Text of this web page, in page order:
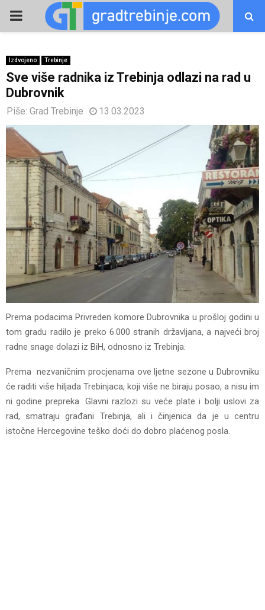
PRIMARY
Izdvojeno Trebinje
Sve više radnika iz Trebinja odlazi na rad u
Dubrovnik
Piše: Grad Trebinje 13.03.2023
Prema podacima Privreden komore Dubrovnika u prošloj godini u
tom gradu radilo je preko 6.000 stranih državljana, a najveći broj
radne snage dolazi iz BiH, odnosno iz Trebinja.
Prema nezvaničnim procjenama ove ljetne sezone u Dubrovniku
će raditi više hiljada Trebinjaca, koji više ne biraju posao, a nisu im
ni godine prepreka. Glavni razlozi su veće plate i bolji uslovi za
rad, smatraju građani Trebinja, ali i činjenica da je u centru
istočne Hercegovine teško doći do dobro plaćenog posla.